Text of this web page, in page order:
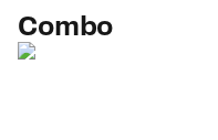
Combo